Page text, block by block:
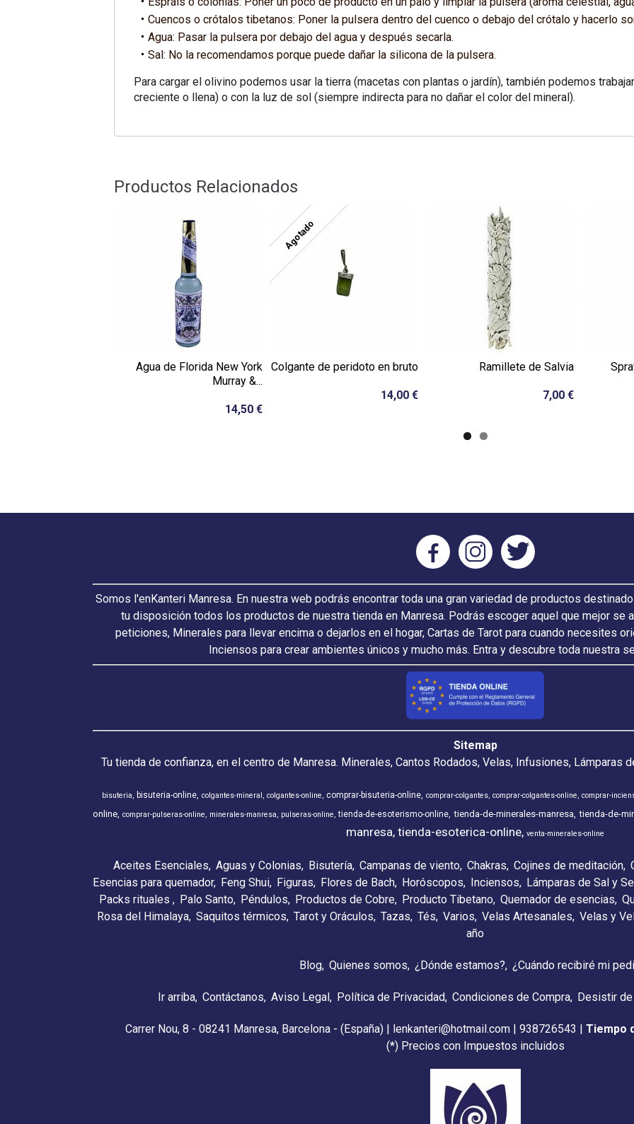
Cuencos o crótalos tibetanos: Poner la pulsera dentro del cuenco o debajo del crótalo y hacerlo
Agua: Pasar la pulsera por debajo del agua y después secarla.
Sal: No la recomendamos porque puede dañar la silicona de la pulsera.
Para cargar el olivino podemos usar la tierra (macetas con plantas o jardín), también podemos
creciente o llena) o con la luz de sol (siempre indirecta para no dañar el color del mineral).
Productos Relacionados
Agua de Florida New York
Murray &...
14,50 €
Agotado
Colgante de peridoto en bruto
14,00 €
Ramillete de Salvia
7,00 €
Somos l'enKanteri Manresa. En nuestra web podrás encontrar toda una gran variedad de productos
tu disposición todos los productos de nuestra tienda en Manresa. Podrás escoger aquel que mejor se
peticiones, Minerales para llevar encima o dejarlos en el hogar, Cartas de Tarot para cuando necesites
Inciensos para crear ambientes únicos y mucho más. Entra y descubre toda nuestra
Sitemap
Tu tienda de confianza, en el centro de Manresa. Minerales, Cantos Rodados, Velas, Infusiones, Lámparas
bisuteria bisuteria-online colgantes-mineral colgantes-online comprar-bisuteria-online comprar-colgantes comprar-colgantes-online comprar-
online comprar-pulseras-online minerales-manresa pulseras-online tienda-de-esoterismo-online tienda-de-minerales-manresa tienda-de-
manresa tienda-esoterica-online venta-minerales-online
Aceites Esenciales Aguas y Colonias Bisutería Campanas de viento Chakras Cojines de meditación
Esencias para quemador Feng Shui Figuras Flores de Bach Horóscopos Inciensos
Lámparas de Sal y
Packs rituales Palo Santo Péndulos Productos de Cobre Producto Tibetano Quemador de esencias
Rosa del Himalaya Saquitos térmicos Tarot y Oráculos Tazas Tés Varios Velas Artesanales Velas y
año
Blog Quienes somos ¿Dónde estamos? ¿Cuándo recibiré mi
Ir arriba Contáctanos Aviso Legal Política de Privacidad Condiciones de Compra Desistir
Carrer Nou, 8 - 08241 Manresa, Barcelona - (España) | lenkanteri@hotmail.com |938726543 |Tiempo
(*) Precios con Impuestos incluidos